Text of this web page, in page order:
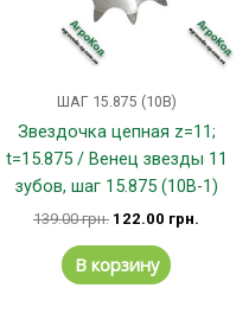
ШАГ 15.875 (10В)
Звездочка цепная z=11;
t=15.875 / Венец звезды 11
зубов, шаг 15.875 (10В-1)
139.00грн. 122.00 грн.
В корзину